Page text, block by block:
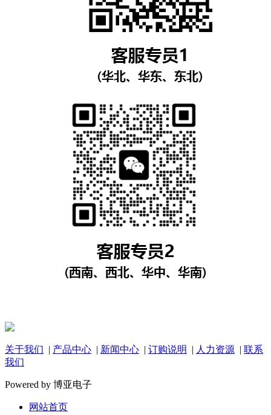
关于我们 | 产品中心 | 新闻中心 | 订购说明 | 人力资源 | 联系
我们
Powered by 博亚电子
网站首页